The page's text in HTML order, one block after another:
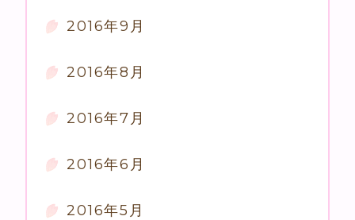
2016年9月
2016年8月
2016年7月
2016年6月
2016年5月